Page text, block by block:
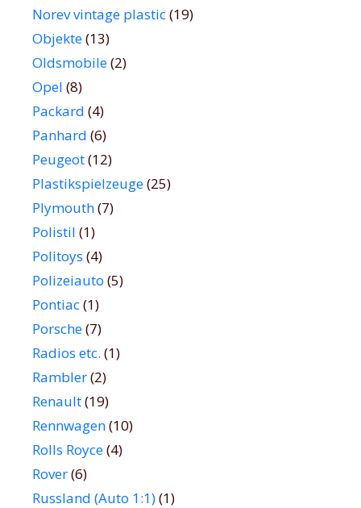
Norev vintage plastic(19)
Objekte(13)
Oldsmobile(2)
Opel (8)
Packard (4)
Panhard (6)
Peugeot(12)
Plastikspielzeuge(25)
Plymouth(7)
Polistil (1)
Politoys (4)
Polizeiauto (5)
Pontiac(1)
Porsche(7)
Radios etc. (1)
Rambler(2)
Renault(19)
Rennwagen(10)
Rolls Royce(4)
Rover(6)
Russland (Auto 1:1)(1)